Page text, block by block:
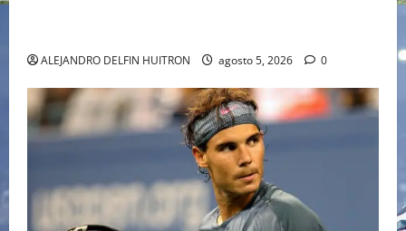
ALEJANDRO DELFIN HUITRON agosto 5, 2026 0